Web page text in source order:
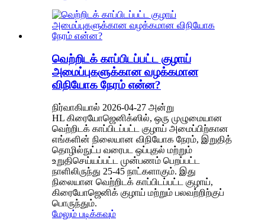
வெற்றிடக் காப்பிடப்பட்ட குழாய்
அமைப்புகளுக்கான வழக்கமான
விநியோக நேரம் என்ன?
நிர்வாகியால் 2026-04-27 அன்று
HL கிரையோஜெனிக்ஸில், ஒரு முழுமையான
வெற்றிடக் காப்பிடப்பட்ட குழாய் அமைப்பிற்கான
எங்களின் நிலையான விநியோக நேரம், இறுதித்
தொழில்நுட்ப வரைபட ஒப்புதல் மற்றும்
உறுதிசெய்யப்பட்ட முன்பணம் பெறப்பட்ட
நாளிலிருந்து 25-45 நாட்களாகும். இது
நிலையான வெற்றிடக் காப்பிடப்பட்ட குழாய்,
கிரையோஜெனிக் குழாய் மற்றும் பலவற்றிற்குப்
பொருந்தும்.
மேலும் படிக்கவும்